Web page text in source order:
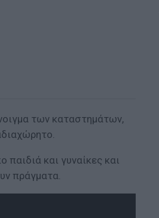
των καταστημάτων,
παιδιά και γυναίκες και
πράγματα.